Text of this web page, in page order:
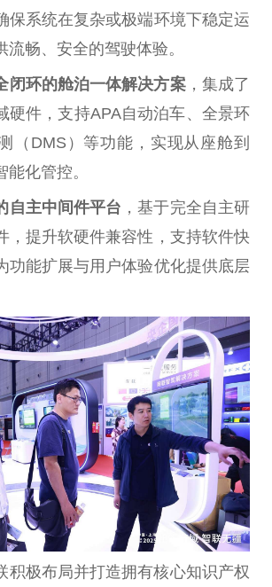
保系统在复杂或极端环境下稳定运
流畅、安全的驾驶体验。
闭环的舱泊一体解决方案，集成了
硬件，支持APA自动泊车、全景环
（DMS）等功能，实现从座舱到
化管控。
自主中间件平台 ，基于完全自主研
，提升软硬件兼容性，支持软件快
功能扩展与用户体验优化提供底层
积极布局并打造拥有核心知识产权